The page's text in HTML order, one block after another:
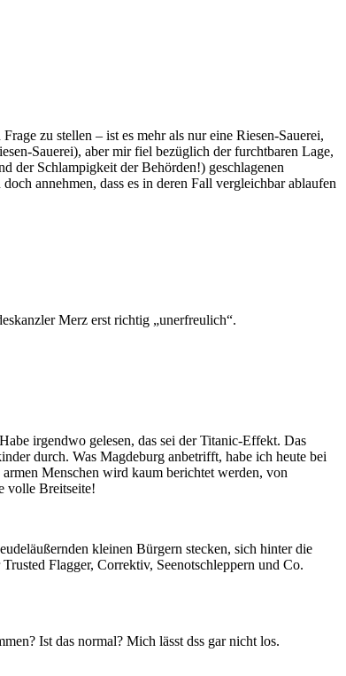
zu stellen – ist es mehr als nur eine Riesen-Sauerei,
Sauerei), aber mir fiel bezüglich der furchtbaren Lage,
der Schlampigkeit der Behörden!) geschlagenen
annehmen, dass es in deren Fall vergleichbar ablaufen
Merz erst richtig „unerfreulich“.
irgendwo gelesen, das sei der Titanic-Effekt. Das
durch. Was Magdeburg anbetrifft, habe ich heute bei
Menschen wird kaum berichtet werden, von
volle Breitseite!
kleinen Bürgern stecken, sich hinter die
Flagger, Correktiv, Seenotschleppern und Co.
Ist das normal? Mich lässt dss gar nicht los.